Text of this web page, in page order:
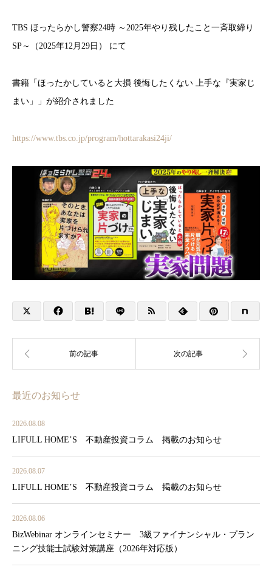
TBS ほったらかし警察24時 ～2025年やり残したこと一斉取締り
SP～（2025年12月29日） にて
書籍「ほったかしていると大損 後悔したくない 上手な『実家じ
まい」」が紹介されました
https://www.tbs.co.jp/program/hottarakasi24ji/
最近のお知らせ
2026.08.08
LIFULL HOME’S 不動産投資コラム 掲載のお知らせ
2026.08.07
LIFULL HOME’S 不動産投資コラム 掲載のお知らせ
2026.08.06
BizWebinar オンラインセミナー 3級ファイナンシャル・プラン
ニング技能士試験対策講座（2026年対応版）